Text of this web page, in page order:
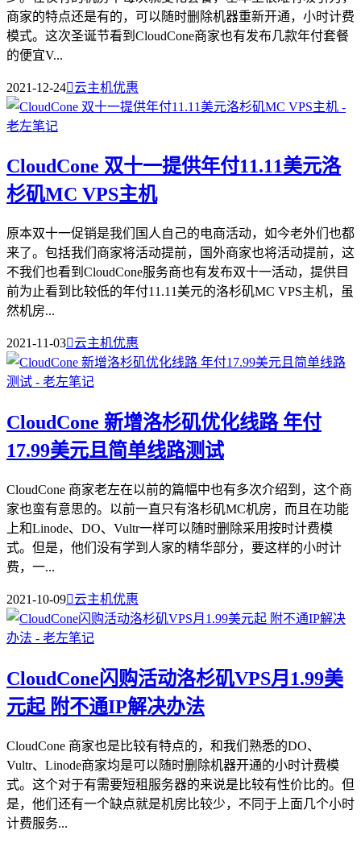
商家的特点还是有的，可以随时删除机器重新开通，小时计费
模式。这次圣诞节看到CloudCone商家也有发布几款年付套餐
的便宜V...
2021-12-24云主机优惠
CloudCone 双十一提供年付11.11美元洛
杉矶MC VPS主机
原本双十一促销是我们国人自己的电商活动，如今老外们也都
来了。包括我们商家将活动提前，国外商家也将活动提前，这
不我们也看到CloudCone服务商也有发布双十一活动，提供目
前为止看到比较低的年付11.11美元的洛杉矶MC VPS主机，虽
然机房...
2021-11-03云主机优惠
CloudCone 新增洛杉矶优化线路 年付
17.99美元且简单线路测试
CloudCone 商家老左在以前的篇幅中也有多次介绍到，这个商
家也蛮有意思的。以前一直只有洛杉矶MC机房，而且在功能
上和Linode、DO、Vultr一样可以随时删除采用按时计费模
式。但是，他们没有学到人家的精华部分，要这样的小时计
费，一...
2021-10-09云主机优惠
CloudCone闪购活动洛杉矶VPS月1.99美
元起 附不通IP解决办法
CloudCone 商家也是比较有特点的，和我们熟悉的DO、
Vultr、Linode商家均是可以随时删除机器开通的小时计费模
式。这个对于有需要短租服务器的来说是比较有性价比的。但
是，他们还有一个缺点就是机房比较少，不同于上面几个小时
计费服务...